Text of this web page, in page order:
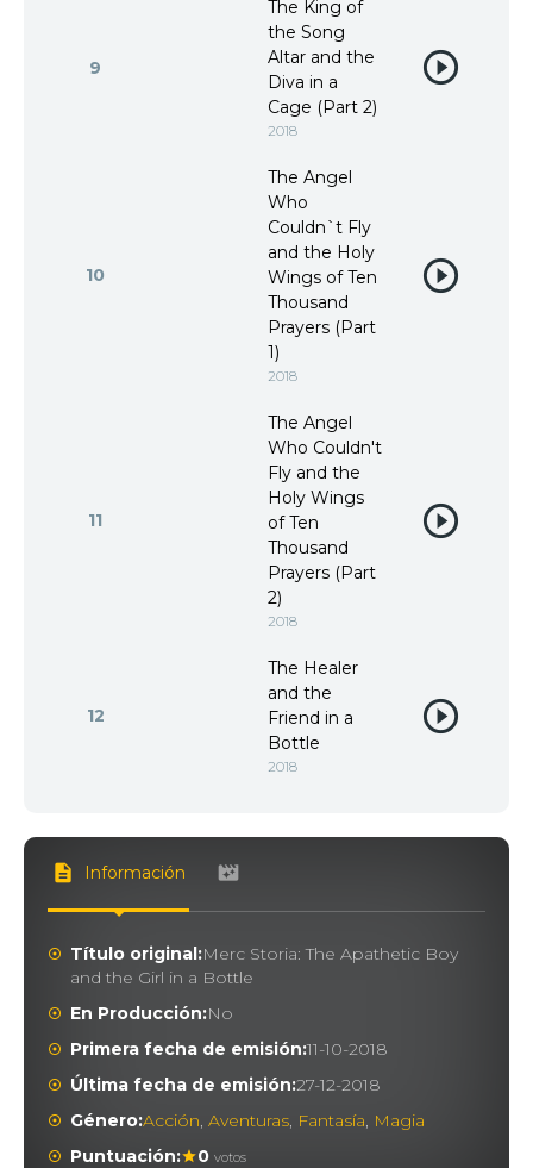
9
The King of
the Song
Altar and the
Diva in a
Cage (Part 2)
2018
10
The Angel
Who
Couldn`t Fly
and the Holy
Wings of Ten
Thousand
Prayers (Part
1)
2018
11
The Angel
Who Couldn't
Fly and the
Holy Wings
of Ten
Thousand
Prayers (Part
2)
2018
12
The Healer
and the
Friend in a
Bottle
2018
Información
Título original:Merc Storia: The Apathetic Boy
and the Girl in a Bottle
En Producción:No
Primera fecha de emisión:11-10-2018
Última fecha de emisión:27-12-2018
Género:Acción,Aventuras, Fantasía, Magia
Puntuación:
0 votos